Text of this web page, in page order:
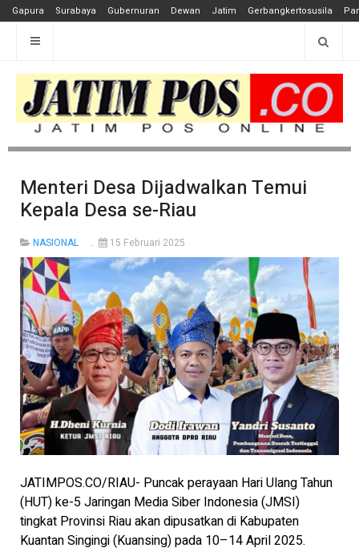
Gapura Surabaya Gubernuran Dewan Jatim Gerbangkertosusila
Menteri Desa Dijadwalkan Temui
Kepala Desa se-Riau
NASIONAL 15 Februari 2025
JATIMPOS.CO/RIAU- Puncak perayaan Hari Ulang Tahun
(HUT) ke-5 Jaringan Media Siber Indonesia (JMSI)
tingkat Provinsi Riau akan dipusatkan di Kabupaten
Kuantan Singingi (Kuansing) pada 10–14 April 2025.